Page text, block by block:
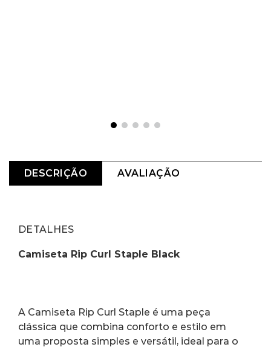
DESCRIÇÃO AVALIAÇÃO
DETALHES
Camiseta Rip Curl Staple Black
A Camiseta Rip Curl Staple é uma peça
clássica que combina conforto e estilo em
uma proposta simples e versátil, ideal para o